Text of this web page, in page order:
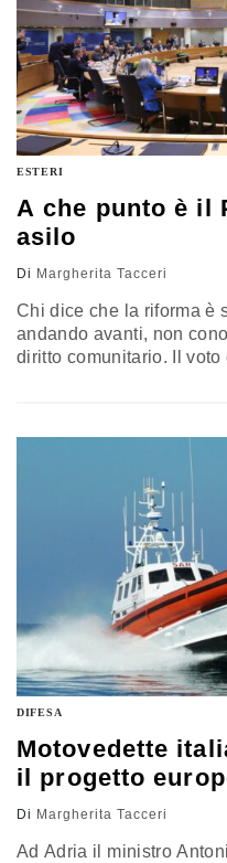
ESTERI
A che punto è il
asilo
Di Margherita Tacceri
Chi dice che la riforma è
andando avanti, non
diritto comunitario. Il
DIFESA
Motovedette
il progetto
Di Margherita Tacceri
Ad Adria il ministro